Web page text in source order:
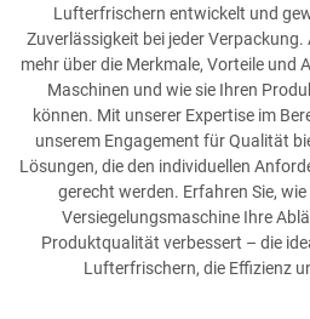
Lufterfrischern entwickelt und
Zuverlässigkeit bei jeder Verpackung.
mehr über die Merkmale, Vorteile und
Maschinen und wie sie Ihren
können. Mit unserer Expertise im
unserem Engagement für Qualität
Lösungen, die den individuellen
gerecht werden. Erfahren Sie,
Versiegelungsmaschine Ihre
Produktqualität verbessert – die
Lufterfrischern, die Effizienz